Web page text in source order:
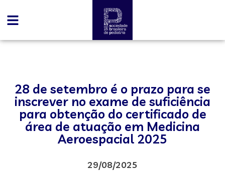
28 de setembro é o prazo para se
inscrever no exame de suficiência
para obtenção do certificado de
área de atuação em Medicina
Aeroespacial 2025
29/08/2025